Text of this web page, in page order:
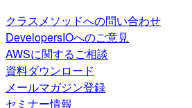
クラスメソッドへの問い合わせ
DevelopersIOへのご意見
AWSに関するご相談
資料ダウンロード
メールマガジン登録
セミナー情報